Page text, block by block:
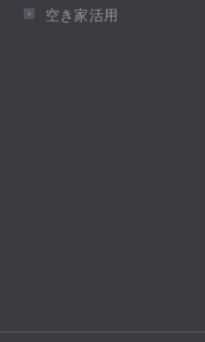
空き家活用